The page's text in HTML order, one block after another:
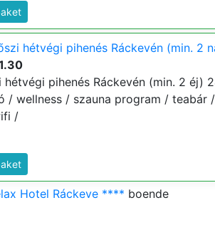
hétvégi pihenés Ráckevén (min. 2
hétvégi pihenés Ráckevén (min. 2 éj)
wellness / szauna program / teabár
/
Hotel Ráckeve **** boende